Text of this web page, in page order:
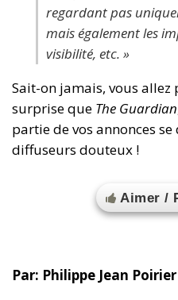
regardant pas
mais également les
visibilité, etc. »
Sait-on jamais, vous
surprise que The Guardian
partie de vos annonces
diffuseurs douteux !
Aimer /
Par: Philippe Jean Poirier